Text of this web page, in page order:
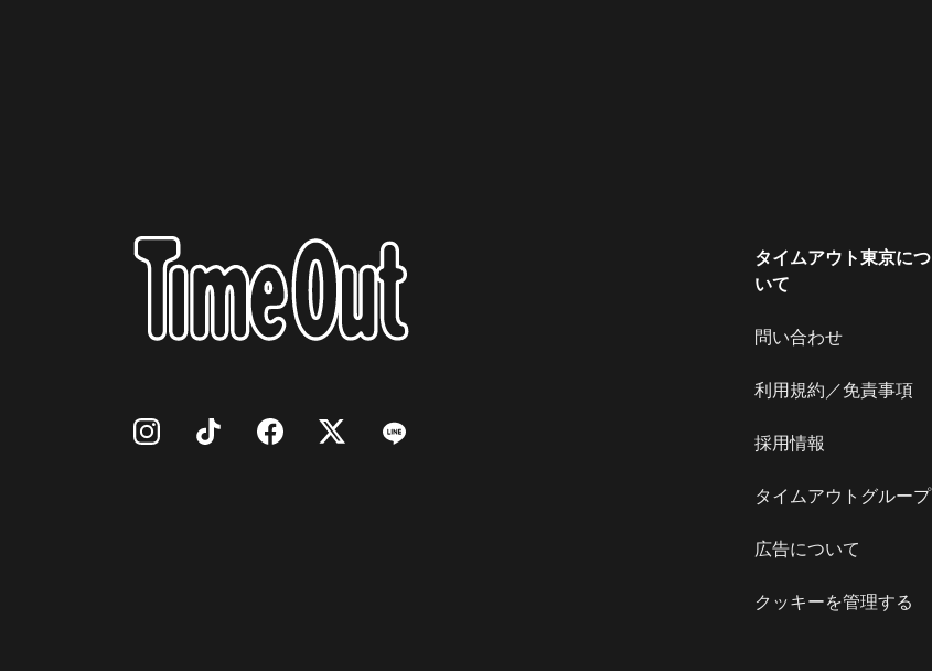
タイムアウト東京につ
いて
問い合わせ
利用規約／免責事項
採用情報
タイムアウトグループ
広告について
クッキーを管理する